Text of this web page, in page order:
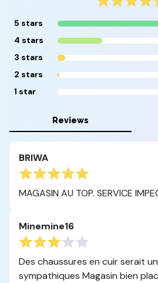
5 stars
4 stars
3 stars
2 stars
1 star
Reviews
BRIWA
MAGASIN AU TOP. SERVICE
Minemine16
Des chaussures en cuir serait
sympathiques Magasin bien